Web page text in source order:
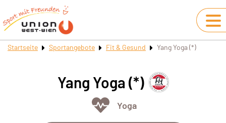
Startseite Sportangebote Fit & Gesund Yang Yoga (*)
Yang Yoga (*)
Yoga